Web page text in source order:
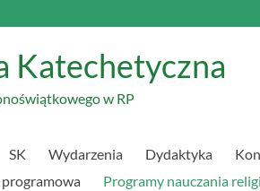
Katechetyczna
w RP
SK Wydarzenia Dydaktyka
Programy nauczania